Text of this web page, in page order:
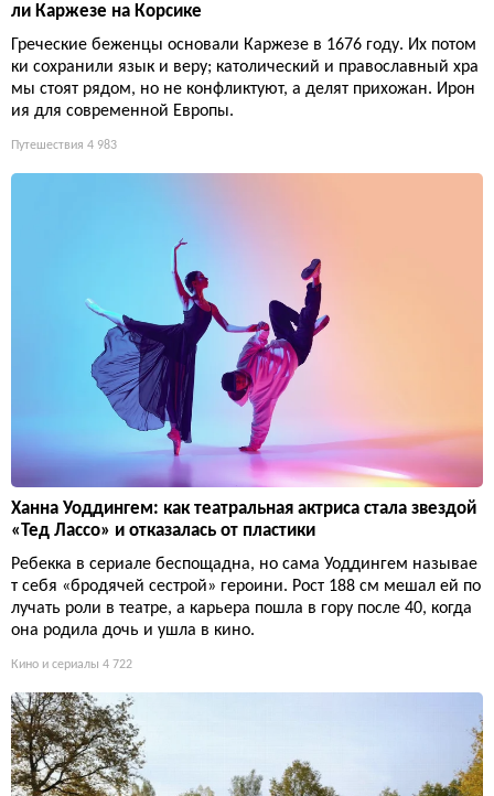
ли Каржезе на Корсике
Греческие беженцы основали Каржезе в 1676 году. Их потом
ки сохранили язык и веру; католический и православный хра
мы стоят рядом, но не конфликтуют, а делят прихожан. Ирон
ия для современной Европы.
Путешествия 4 983
Ханна Уоддингем: как театральная актриса стала звездой
«Тед Лассо» и отказалась от пластики
Ребекка в сериале беспощадна, но сама Уоддингем называе
т себя «бродячей сестрой» героини. Рост 188 см мешал ей по
лучать роли в театре, а карьера пошла в гору после 40, когда
она родила дочь и ушла в кино.
Кино и сериалы 4 722